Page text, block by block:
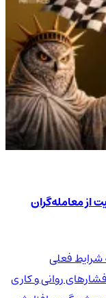
از معامله‌گران
فعلی
روانی و کاری